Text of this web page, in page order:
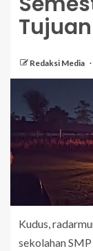
Redaksi Media
Kudus,
sekolahan